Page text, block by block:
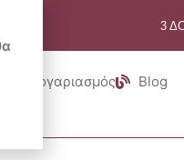
3
Λογαριασμός Blog